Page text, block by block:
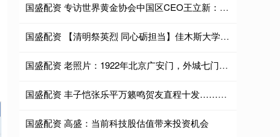
国盛配资 专访世界黄金协会中国区CEO王立新：黄金是“避险舟”更是“压舱石”
国盛配资 【清明祭英烈 同心砺担当】佳木斯大学附属第一医院民主党派成员赴抗联英雄纪念馆开展主题活动
国盛配资 老照片：1922年北京广安门，外城七门中它的规格较高，乾隆帝六次南巡均由此门出京
国盛配资 丰子恺张乐平万籁鸣贺友直程十发……大师作品云集，儿童美术怎是小儿科
国盛配资 高盛：当前科技股估值带来投资机会